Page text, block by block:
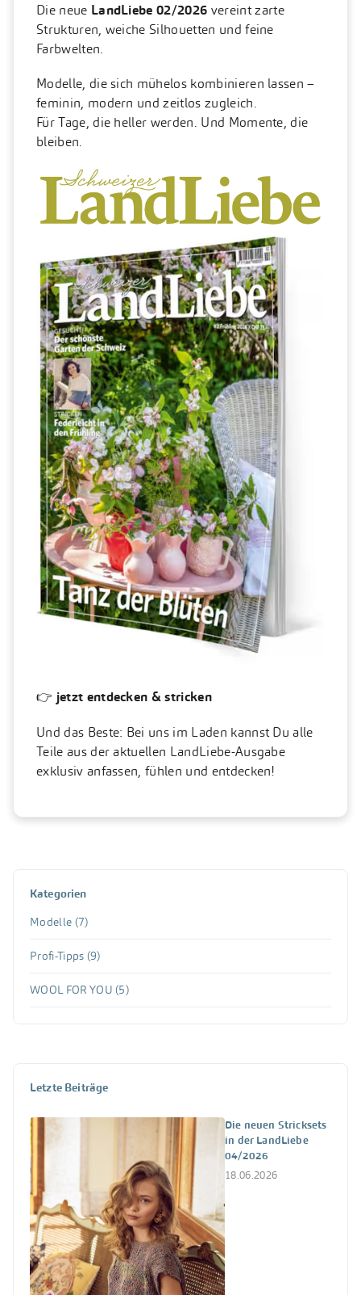
Die neue LandLiebe 02/2026 vereint zarte
Strukturen, weiche Silhouetten und feine
Farbwelten.
Modelle, die sich mühelos kombinieren lassen –
feminin, modern und zeitlos zugleich.
Für Tage, die heller werden. Und Momente, die
bleiben.
👉 jetzt entdecken & stricken
Und das Beste: Bei uns im Laden kannst Du alle
Teile aus der aktuellen LandLiebe-Ausgabe
exklusiv anfassen, fühlen und entdecken!
Kategorien
Modelle (7)
Profi-Tipps (9)
WOOL FOR YOU (5)
Letzte Beiträge
Die neuen Stricksets
in der LandLiebe
04/2026
18.06.2026